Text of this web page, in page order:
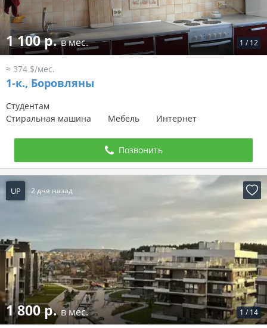
1 / 12
1 100 р.в мес.
≈ 374 $/мес.
1-к., Боровляны
Студентам
Стиральная машина
Мебель Интернет
Позвонить
UP 2 дня назад
1 / 14
1 800 р.в мес.